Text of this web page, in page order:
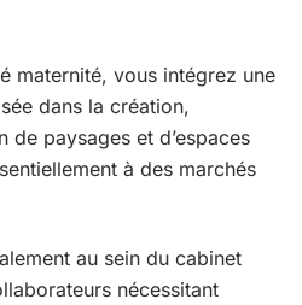
maternité, vous intégrez une
dans la création,
de paysages et d’espaces
à des marchés
au sein du cabinet
nécessitant